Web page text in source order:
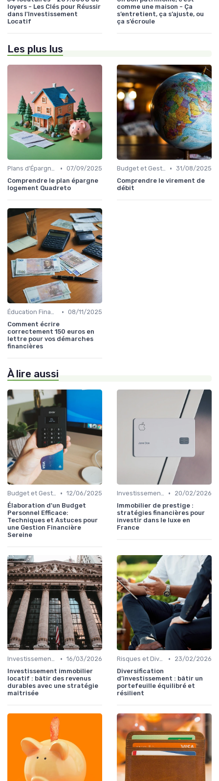
loyers - Les Clés pour Réussir
dans l'Investissement
Locatif
comme une maison - Ça
s’entretient, ça s’ajuste, ou
ça s’écroule
Les plus lus
Plans d'Épargne et Assurance Vie • 07/09/2025
Comprendre le plan épargne
logement Quadreto
Budget et Gestion des Finances Personnelles • 31/08/2025
Comprendre le virement de
débit
Éducation Financière • 08/11/2025
Comment écrire
correctement 150 euros en
lettre pour vos démarches
financières
À lire aussi
Budget et Gestion des Finances Personnelles • 12/06/2025
Élaboration d'un Budget
Personnel Efficace:
Techniques et Astuces pour
une Gestion Financière
Sereine
Investissement Immobilier •
20/02/2026
Immobilier de prestige :
stratégies financières pour
investir dans le luxe en
France
Investissement Immobilier • 16/03/2026
Investissement immobilier
locatif : bâtir des revenus
durables avec une stratégie
maîtrisée
Risques et Diversification d'Investissement •
23/02/2026
Diversification
d’investissement : bâtir un
portefeuille équilibré et
résilient